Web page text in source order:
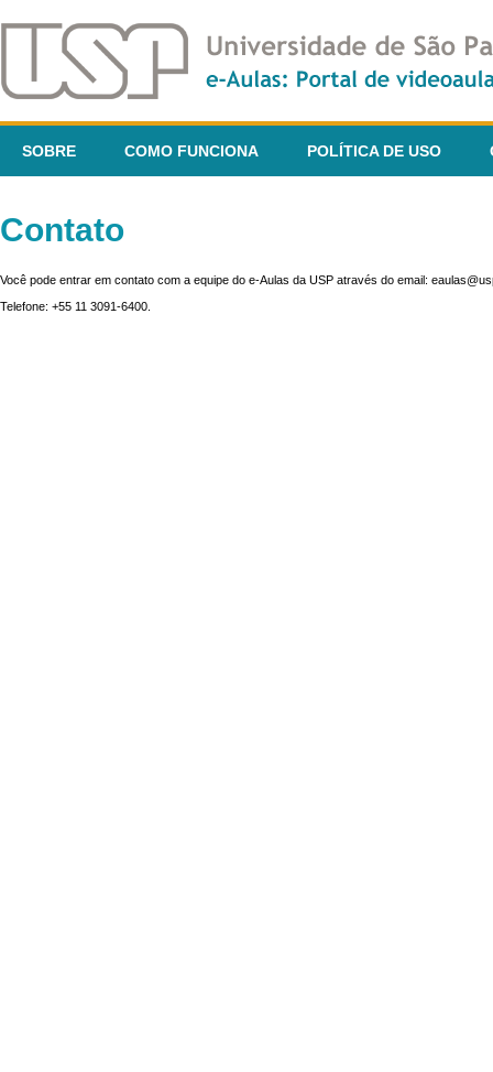
SOBRE COMO FUNCIONA POLÍTICA DE USO
Contato
Você pode entrar em contato com a equipe do e-Aulas da USP através do email:
Telefone: +55 11 3091-6400.